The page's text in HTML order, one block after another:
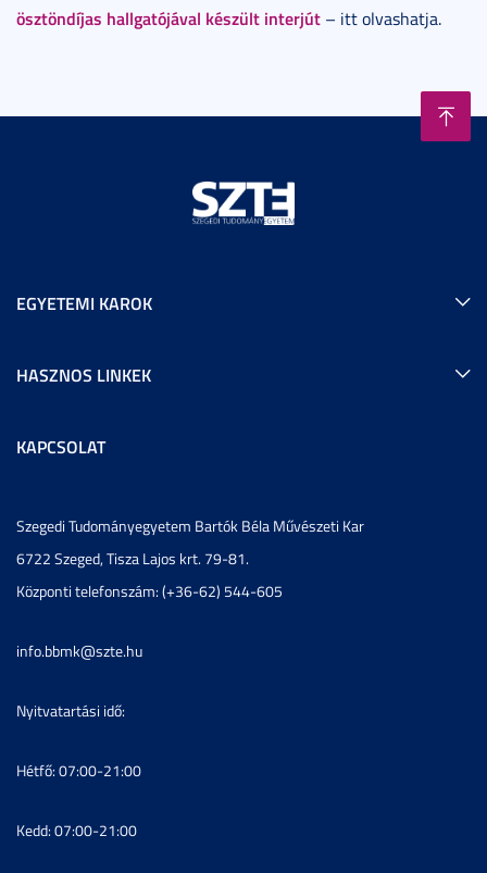
ösztöndíjas hallgatójával készült interjút – itt olvashatja.
EGYETEMI KAROK
HASZNOS LINKEK
KAPCSOLAT
Szegedi Tudományegyetem Bartók Béla Művészeti Kar
6722 Szeged, Tisza Lajos krt. 79-81.
Központi telefonszám: (+36-62) 544-605
info.bbmk@szte.hu
Nyitvatartási idő:
Hétfő: 07:00-21:00
Kedd: 07:00-21:00